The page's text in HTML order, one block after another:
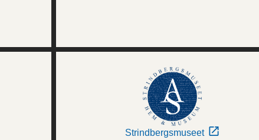
Strindbergsmuseet